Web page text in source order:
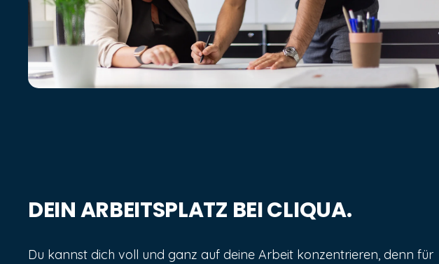
DEIN ARBEITSPLATZ BEI CLIQUA.
Du kannst dich voll und ganz auf deine Arbeit konzentrieren, denn für